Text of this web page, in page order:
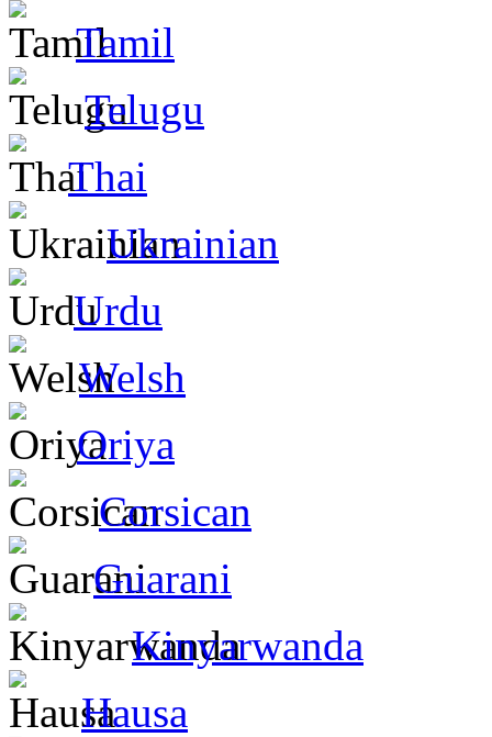
Tamil
Telugu
Thai
Ukrainian
Urdu
Welsh
Oriya
Corsican
Guarani
Kinyarwanda
Hausa